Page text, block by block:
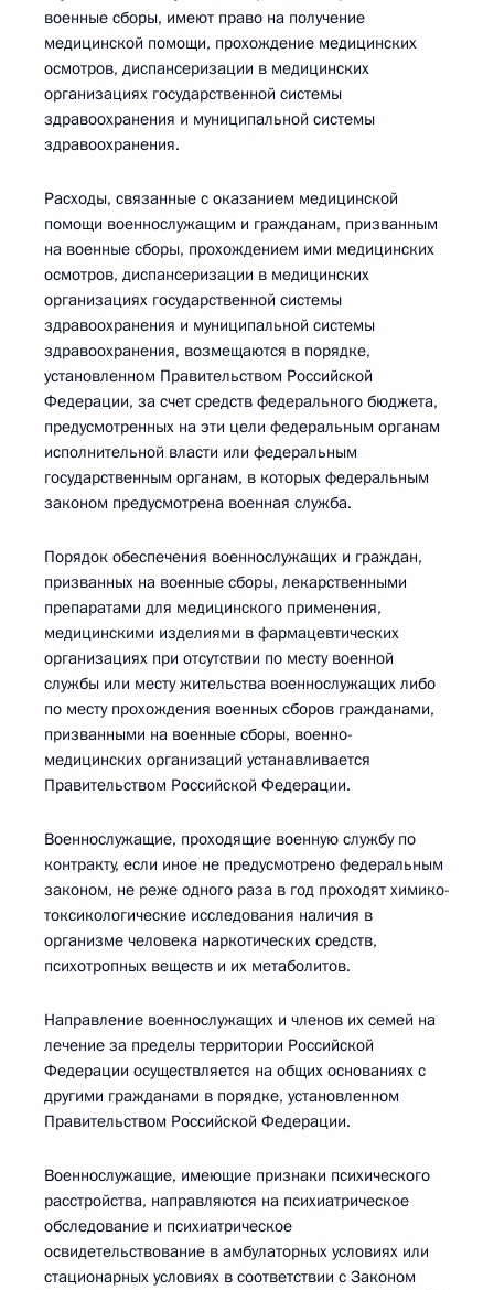
военные сборы, имеют право на получение
медицинской помощи, прохождение медицинских
осмотров, диспансеризации в медицинских
организациях государственной системы
здравоохранения и муниципальной системы
здравоохранения.
Расходы, связанные с оказанием медицинской
помощи военнослужащим и гражданам, призванным
на военные сборы, прохождением ими медицинских
осмотров, диспансеризации в медицинских
организациях государственной системы
здравоохранения и муниципальной системы
здравоохранения, возмещаются в порядке,
установленном Правительством Российской
Федерации, за счет средств федерального бюджета,
предусмотренных на эти цели федеральным органам
исполнительной власти или федеральным
государственным органам, в которых федеральным
законом предусмотрена военная служба.
Порядок обеспечения военнослужащих и граждан,
призванных на военные сборы, лекарственными
препаратами для медицинского применения,
медицинскими изделиями в фармацевтических
организациях при отсутствии по месту военной
службы или месту жительства военнослужащих либо
по месту прохождения военных сборов гражданами,
призванными на военные сборы, военно-
медицинских организаций устанавливается
Правительством Российской Федерации.
Военнослужащие, проходящие военную службу по
контракту, если иное не предусмотрено федеральным
законом, не реже одного раза в год проходят химико-
токсикологические исследования наличия в
организме человека наркотических средств,
психотропных веществ и их метаболитов.
Направление военнослужащих и членов их семей на
лечение за пределы территории Российской
Федерации осуществляется на общих основаниях с
другими гражданами в порядке, установленном
Правительством Российской Федерации.
Военнослужащие, имеющие признаки психического
расстройства, направляются на психиатрическое
обследование и психиатрическое
освидетельствование в амбулаторных условиях или
стационарных условиях в соответствии с Законом